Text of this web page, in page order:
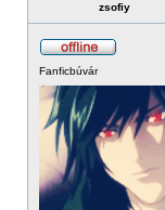
zsofiy
Fanficbúvár